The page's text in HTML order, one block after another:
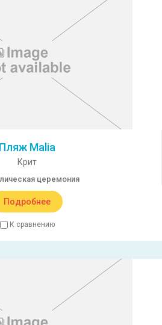
Пляж Malia
Крит
церемония
Подробнее
К сравнению